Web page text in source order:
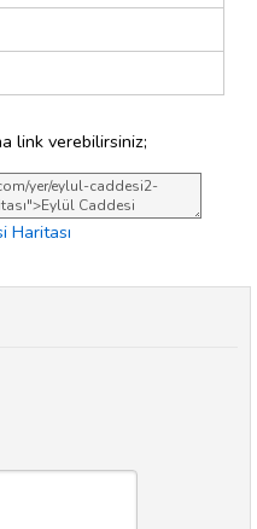
link verebilirsiniz;
Haritası